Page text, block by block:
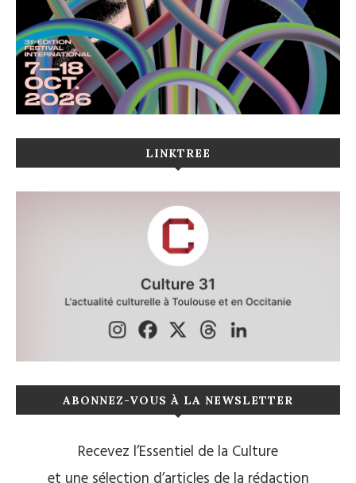
LINKTREE
ABONNEZ-VOUS À LA NEWSLETTER
Recevez l’Essentiel de la Culture